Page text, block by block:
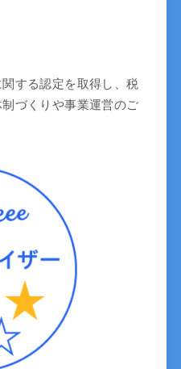
する認定を取得し、税
づくりや事業運営のご